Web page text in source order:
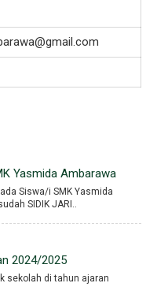
Yasmida Ambarawa
Siswa/i SMK Yasmida
SIDIK JARI..
2024/2025
sekolah di tahun ajaran